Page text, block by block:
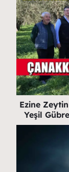
Ezine
Yeşil